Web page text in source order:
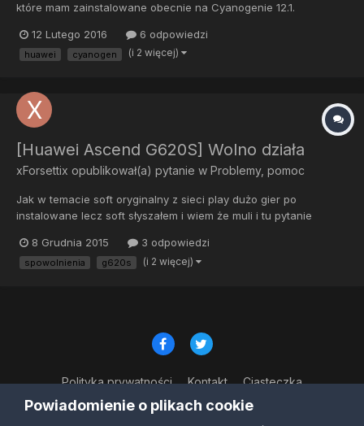
które mam zainstalowane obecnie na Cyanogenie 12.1.
miejsca, i posiada aplikacje które są mi całkowicie zbędne. I tu
moje pytanie. Czy muszę robić full wipe i od nowa instalować
12 Lutego 2016 6 odpowiedzi
huawei cyanogen (i 2 więcej)
[Huawei Ascend G620S] Wolno działa
xForsettix opublikował(a) pytanie w Problemy, pomoc
Jak w temacie soft oryginalny z sieci play dużo gier po
instalowane lecz soft słyszałem i wiem że muli i tu pytanie
postaci paczki na wydajność? Co lepiej byłoby zrobić dodam że
fon na gwarancji. I nie wiem co zrobic. Nawet w wota z lag...
8 Grudnia 2015 3 odpowiedzi
spowolnienia g620s (i 2 więcej)
Polityka prywatności Kontakt Ciasteczka
© Copyright 2023
Powered by Invision Community
Powiadomienie o plikach cookie